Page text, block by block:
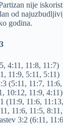
nije
od
godina.
4:11, 11:8, 11:7)
11:9, 5:11, 5:11)
(5:11, 11:7,
10:12, 11:9, 4:11)
(11:9, 11:6,
11:6, 11:5,
3:2 (6:11,